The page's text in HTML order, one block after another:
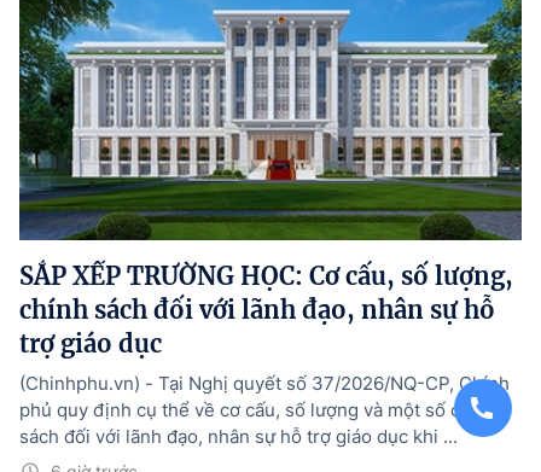
SẮP XẾP TRƯỜNG HỌC: Cơ cấu, số lượng,
chính sách đối với lãnh đạo, nhân sự hỗ
trợ giáo dục
(Chinhphu.vn) - Tại Nghị quyết số 37/2026/NQ-CP, Chính
phủ quy định cụ thể về cơ cấu, số lượng và một số chính
sách đối với lãnh đạo, nhân sự hỗ trợ giáo dục khi ...